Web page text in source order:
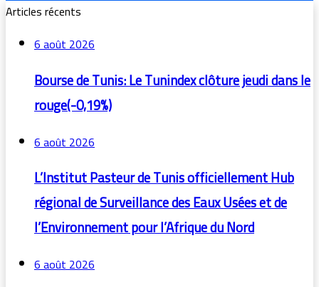
Articles récents
6 août 2026
Bourse de Tunis: Le Tunindex clôture jeudi dans le
rouge(-0,19%)
6 août 2026
L’Institut Pasteur de Tunis officiellement Hub
régional de Surveillance des Eaux Usées et de
l’Environnement pour l’Afrique du Nord
6 août 2026